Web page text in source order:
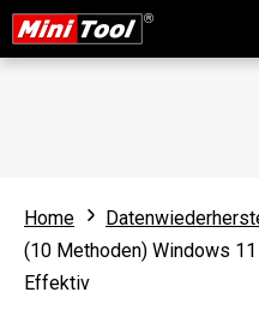
Home
(10 Methoden) Windows
Effektiv